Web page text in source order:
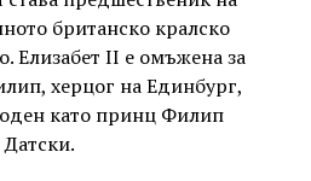
британско кралско
Елизабет II е омъжена за
херцог на Единбург,
като принц Филип